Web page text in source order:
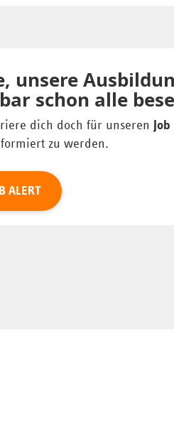
unsere
schon alle
dich doch für unseren
zu werden.
ALERT